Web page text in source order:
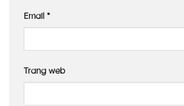
Email *
Trang web